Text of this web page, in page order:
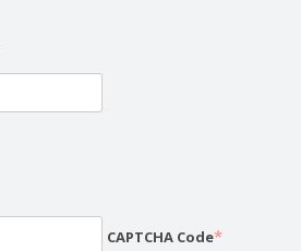
CAPTCHA Code*